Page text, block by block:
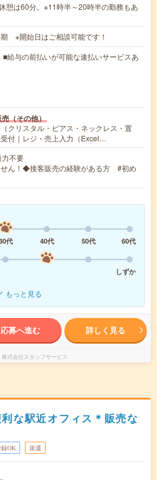
は60分。※11時半～20時半の勤務もあ
期 ※開始日はご相談可能です！
与の前払いが可能な速払いサービスあ
（その他）
クリスタル・ピアス・ネックレス・置
付｜レジ・売上入力（Excel…
力不要
ん！◆接客販売の経験がある方 #初め
代 40代 50代
60代
しずか
もっと見る
応募へ進む 詳しく見る
株式会社スタッフサービス
な駅近オフィス＊販売な
録OK 派遣